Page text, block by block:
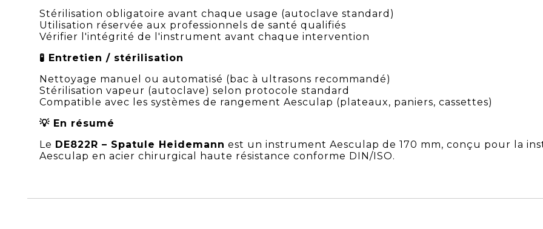
Stérilisation obligatoire avant chaque usage (autoclave standard)
Utilisation réservée aux professionnels de santé qualifiés
Vérifier l'intégrité de l'instrument avant chaque intervention
🧪 Entretien / stérilisation
Nettoyage manuel ou automatisé (bac à ultrasons recommandé)
Stérilisation vapeur (autoclave) selon protocole standard
Compatible avec les systèmes de rangement Aesculap (plateaux, paniers, cassettes)
💡 En résumé
Le DE822R – Spatule Heidemann est un instrument Aesculap de 170 mm, conçu pour la
Aesculap en acier chirurgical haute résistance conforme DIN/ISO.